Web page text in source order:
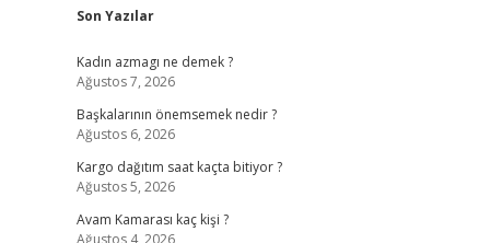
Sidebar
Son Yazılar
Kadın azmagı ne demek ?
Ağustos 7, 2026
Başkalarının önemsemek nedir ?
Ağustos 6, 2026
Kargo dağıtım saat kaçta bitiyor ?
Ağustos 5, 2026
Avam Kamarası kaç kişi ?
Ağustos 4, 2026